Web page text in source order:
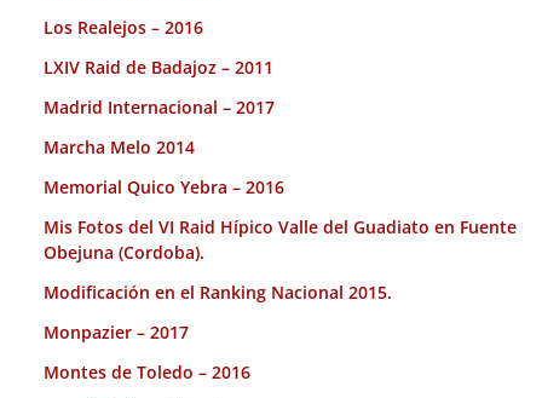
Los Realejos – 2016
LXIV Raid de Badajoz – 2011
Madrid Internacional – 2017
Marcha Melo 2014
Memorial Quico Yebra – 2016
Mis Fotos del VI Raid Hípico Valle del Guadiato en Fuente
Obejuna (Cordoba).
Modificación en el Ranking Nacional 2015.
Monpazier – 2017
Montes de Toledo – 2016